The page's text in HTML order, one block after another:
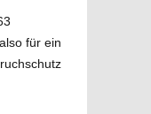
für ein